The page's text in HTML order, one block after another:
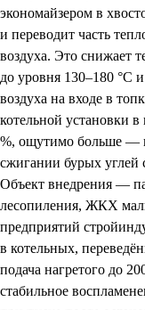
экономайзером в
и переводит часть
воздуха. Это снижает
до уровня 130–180 °C
воздуха на входе в
котельной установки
%, ощутимо больше —
сжигании бурых углей
Объект внедрения —
лесопиления, ЖКХ
предприятий
в котельных,
подача нагретого до
стабильное